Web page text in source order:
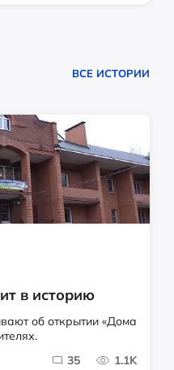
ВСЕ ИСТОРИИ
в историю
об открытии «Дома
35 1.1K